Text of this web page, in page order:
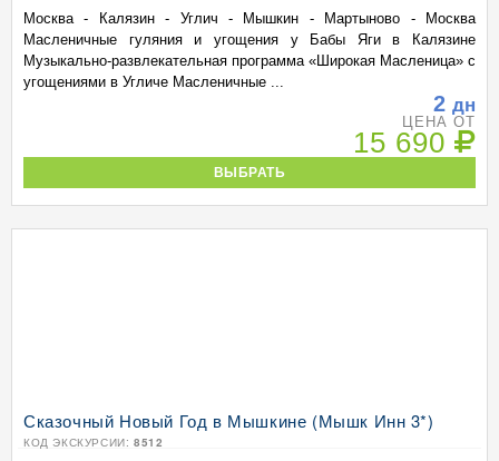
Москва - Калязин - Углич - Мышкин - Мартыново - Москва
Масленичные гуляния и угощения у Бабы Яги в Калязине
Музыкально-развлекательная программа «Широкая Масленица» с
угощениями в Угличе Масленичные ...
2 дн
ЦЕНА ОТ
15 690
ВЫБРАТЬ
Сказочный Новый Год в Мышкине (Мышк Инн 3*)
КОД ЭКСКУРСИИ: 8512